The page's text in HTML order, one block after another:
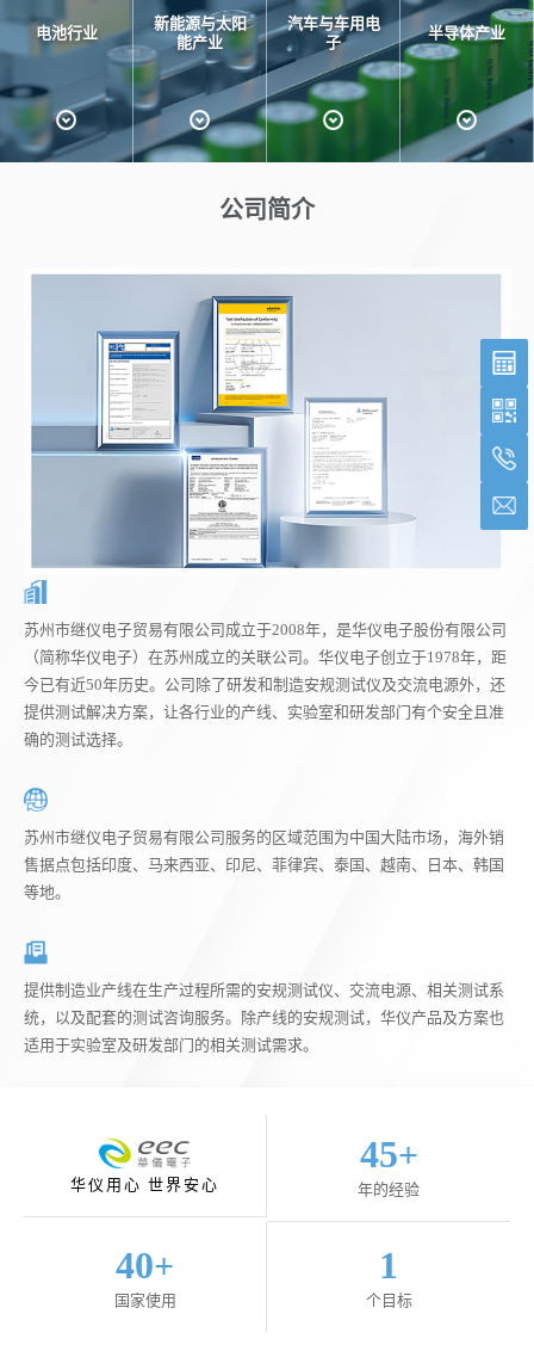
电池行业
新能源与太阳
能产业
汽车与车用电
子
半导体产业
公司简介
苏州市继仪电子贸易有限公司成立于2008年，是华仪电子股份有限公司
（简称华仪电子）在苏州成立的关联公司。华仪电子创立于1978年，距
今已有近50年历史。公司除了研发和制造安规测试仪及交流电源外，还
提供测试解决方案，让各行业的产线、实验室和研发部门有个安全且准
确的测试选择。
苏州市继仪电子贸易有限公司服务的区域范围为中国大陆市场，海外销
售据点包括印度、马来西亚、印尼、菲律宾、泰国、越南、日本、韩国
等地。
提供制造业产线在生产过程所需的安规测试仪、交流电源、相关测试系
统，以及配套的测试咨询服务。除产线的安规测试，华仪产品及方案也
适用于实验室及研发部门的相关测试需求。
华仪用心 世界安心
45+
年的经验
40+
国家使用
1
个目标